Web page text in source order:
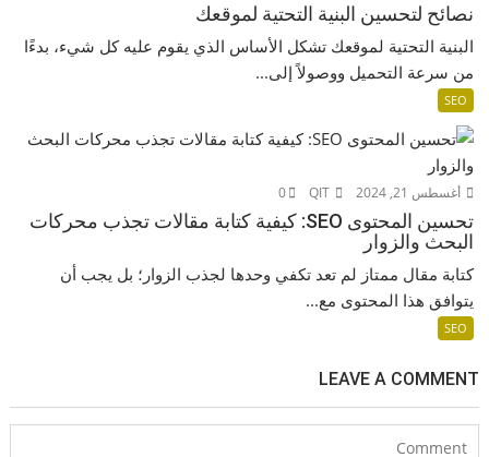
نصائح لتحسين البنية التحتية لموقعك
البنية التحتية لموقعك تشكل الأساس الذي يقوم عليه كل شيء، بدءًا
من سرعة التحميل ووصولاً إلى...
SEO
أغسطس 21, 2024 QIT
0
تحسين المحتوى SEO: كيفية كتابة مقالات تجذب محركات
البحث والزوار
كتابة مقال ممتاز لم تعد تكفي وحدها لجذب الزوار؛ بل يجب أن
يتوافق هذا المحتوى مع...
SEO
LEAVE A COMMENT